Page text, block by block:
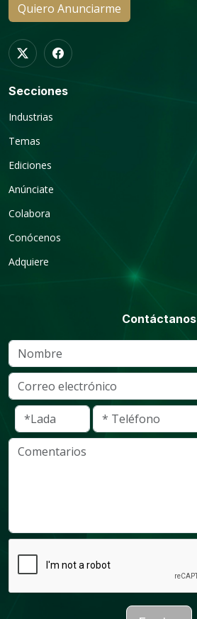
Quiero Anunciarme
Secciones
Industrias
Temas
Ediciones
Anúnciate
Colabora
Conócenos
Adquiere
Contáctanos